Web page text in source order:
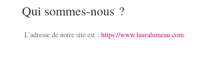
Qui sommes-nous ?
L’adresse de notre site est : https://www.lauralumeau.com.